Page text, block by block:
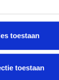
toestaan
toestaan